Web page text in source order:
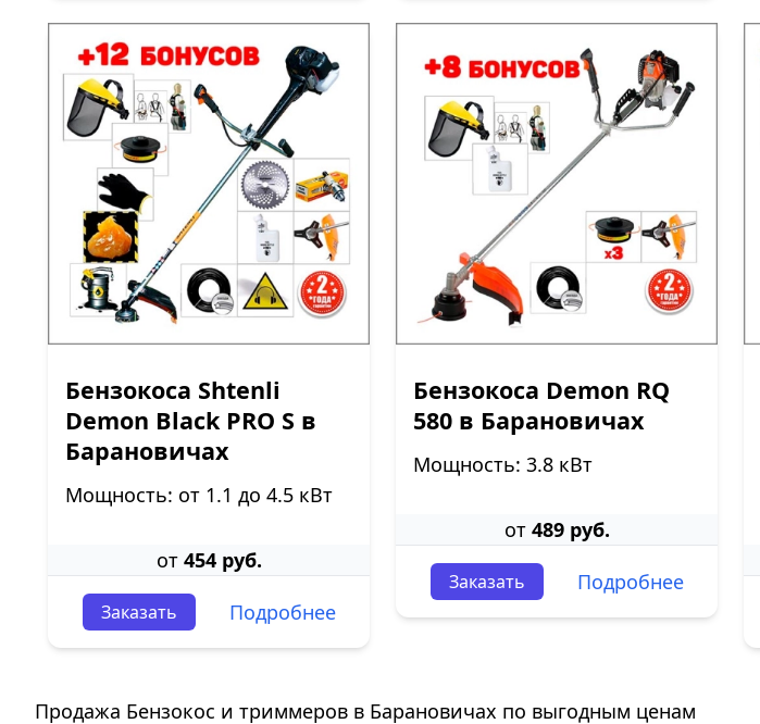
Бензокоса Shtenli
Demon Black PRO S в
Барановичах
Мощность: от 1.1 до 4.5 кВт
от 454 руб.
Заказать Подробнее
Бензокоса Demon RQ
580 в Барановичах
Мощность: 3.8 кВт
от 489 руб.
Заказать Подробнее
Продажа Бензокос и триммеров в Барановичах по выгодным ценам